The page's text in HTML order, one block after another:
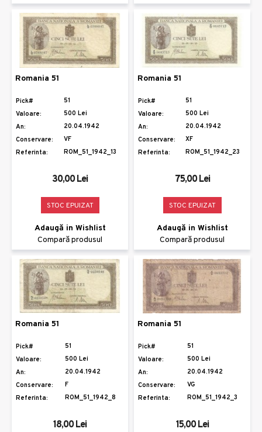
Romania 51
Pick#
51
Valoare:
500 Lei
An:
20.04.1942
Conservare:
VF
Referinta:
ROM_51_1942_13
30,00 Lei
STOC EPUIZAT
Adaugă in Wishlist
Compară produsul
Romania 51
Pick#
51
Valoare:
500 Lei
An:
20.04.1942
Conservare:
XF
Referinta:
ROM_51_1942_23
75,00 Lei
STOC EPUIZAT
Adaugă in Wishlist
Compară produsul
Romania 51
Pick#
51
Valoare:
500 Lei
An:
20.04.1942
Conservare:
F
Referinta:
ROM_51_1942_8
18,00 Lei
Romania 51
Pick#
51
Valoare:
500 Lei
An:
20.04.1942
Conservare:
VG
Referinta:
ROM_51_1942_3
15,00 Lei